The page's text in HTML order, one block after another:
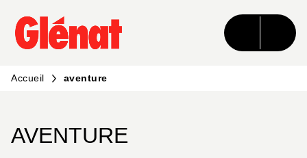
MENU RECHERCHE CONTENU
PIED DE PAGE
Accueil aventure
AVENTURE